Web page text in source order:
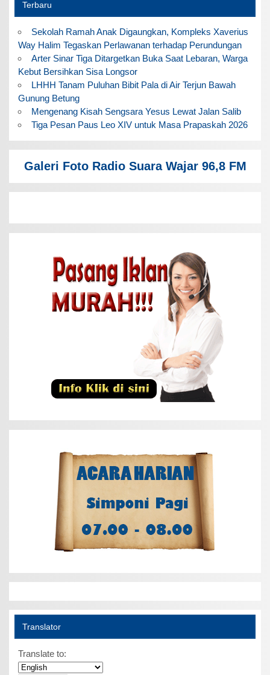
Terbaru
Sekolah Ramah Anak Digaungkan, Kompleks Xaverius
Way Halim Tegaskan Perlawanan terhadap Perundungan
Arter Sinar Tiga Ditargetkan Buka Saat Lebaran, Warga
Kebut Bersihkan Sisa Longsor
LHHH Tanam Puluhan Bibit Pala di Air Terjun Bawah
Gunung Betung
Mengenang Kisah Sengsara Yesus Lewat Jalan Salib
Tiga Pesan Paus Leo XIV untuk Masa Prapaskah 2026
Galeri Foto Radio Suara Wajar 96,8 FM
Translator
Translate to: